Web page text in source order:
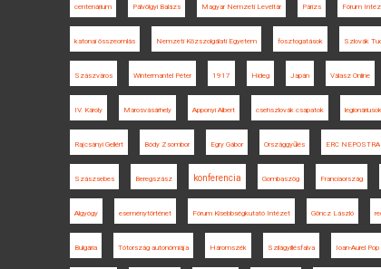
centenárium Pálvölgyi Balázs Magyar Nemzeti Levéltár Párizs Fórum
katonai összeomlás Nemzeti Közszolgálati Egyetem fosztogatások Szlovák
Szászváros Wintermantel Péter 1917 Hideg Japán Válasz Online
IV. Károly Marosvásárhely Apponyi Albert csehszlovák csapatok legionáriusok
Rajcsányi Gellért Bódy Zsombor Egry Gábor Országgyűlés ERC
Szászsebes Beregszász konferencia Gombaszög Franciaország
Algyógy eseménytörténet Fórum Kisebbségkutató Intézet Göncz László
Bulgária Tótország autonómiája Háromszék Szilágyillésfalva Ioan-Aurel Pop